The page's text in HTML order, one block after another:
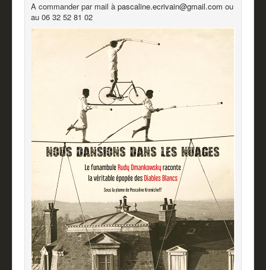
A commander par mail à pascaline.ecrivain@gmail.com ou
au 06 32 52 81 02